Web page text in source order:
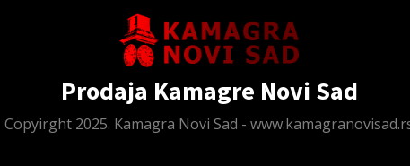
Prodaja Kamagre Novi Sad
Copyirght 2025. Kamagra Novi Sad -